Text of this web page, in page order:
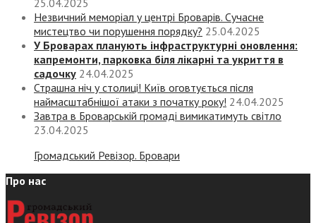
Незвичний меморіал у центрі Броварів. Сучасне
мистецтво чи порушення порядку? 25.04.2025
У Броварах планують інфраструктурні оновлення:
капремонти, парковка біля лікарні та укриття в
садочку 24.04.2025
Страшна ніч у столиці! Київ оговтується після
наймасштабнішої атаки з початку року! 24.04.2025
Завтра в Броварській громаді вимикатимуть світло
23.04.2025
Громадський Ревізор. Бровари
Про нас